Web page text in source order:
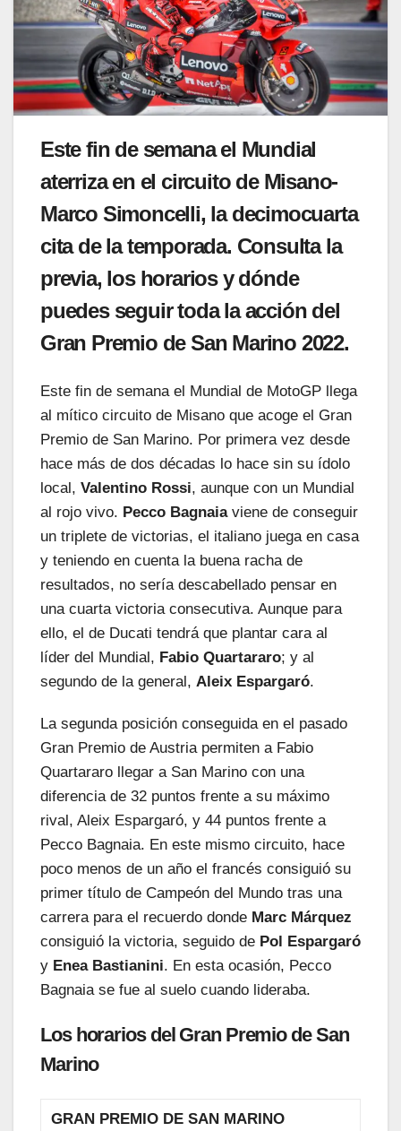
Este fin de semana el Mundial
aterriza en el circuito de Misano-
Marco Simoncelli, la decimocuarta
cita de la temporada. Consulta la
previa, los horarios y dónde
puedes seguir toda la acción del
Gran Premio de San Marino 2022.
Este fin de semana el Mundial de MotoGP llega
al mítico circuito de Misano que acoge el Gran
Premio de San Marino. Por primera vez desde
hace más de dos décadas lo hace sin su ídolo
local, Valentino Rossi, aunque con un Mundial
al rojo vivo. Pecco Bagnaiaviene de conseguir
un triplete de victorias, el italiano juega en casa
y teniendo en cuenta la buena racha de
resultados, no sería descabellado pensar en
una cuarta victoria consecutiva. Aunque para
ello, el de Ducati tendrá que plantar cara al
líder del Mundial, Fabio Quartararo; y al
segundo de la general, Aleix Espargaró.
La segunda posición conseguida en el pasado
Gran Premio de Austria permiten a Fabio
Quartararo llegar a San Marino con una
diferencia de 32 puntos frente a su máximo
rival, Aleix Espargaró, y 44 puntos frente a
Pecco Bagnaia. En este mismo circuito, hace
poco menos de un año el francés consiguió su
primer título de Campeón del Mundo tras una
carrera para el recuerdo donde Marc Márquez
consiguió la victoria, seguido de Pol Espargaró
y Enea Bastianini. En esta ocasión, Pecco
Bagnaia se fue al suelo cuando lideraba.
Los horarios del Gran Premio de San
Marino
GRAN PREMIO DE SAN MARINO